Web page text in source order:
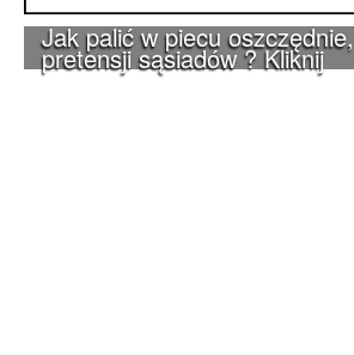
Jak palić w piecu
pretensji sąsiadów ? Kliknij